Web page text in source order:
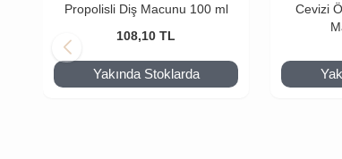
Propolisli Diş Macunu 100 ml
108,10 TL
Yakında Stoklarda
Cevizi